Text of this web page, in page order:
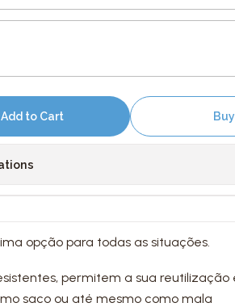
Add to Cart
opção para todas as situações.
permitem a sua reutilização
saco ou até mesmo como mala